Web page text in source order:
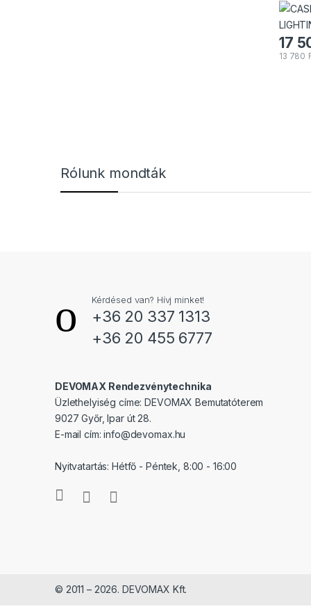
17
13 780
Márkák karusszel
Rólunk mondták
Kérdésed van? Hívj minket!
+36 20 337 1313
+36 20 455 6777
DEVOMAX Rendezvénytechnika
Üzlethelyiség címe: DEVOMAX Bemutatóterem
9027 Győr, Ipar út 28.
E-mail cím:info@devomax.hu
Nyitvatartás: Hétfő - Péntek, 8:00 - 16:00
© 2011 – 2026. DEVOMAX Kft.